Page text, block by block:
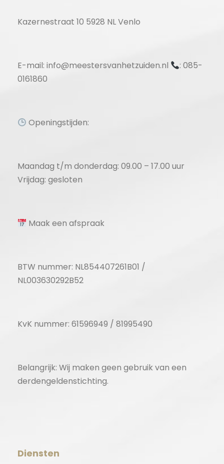
Kazernestraat 10 5928 NL Venlo
E-mail: info@meestersvanhetzuiden.nl
: 085-
0161860
Openingstijden:
Maandag t/m donderdag: 09.00 – 17.00 uur
Vrijdag: gesloten
Maak een afspraak
BTW nummer: NL854407261B01 /
NL003630292B52
KvK nummer: 61596949 / 81995490
Belangrijk: Wij maken geen gebruik van een
derdengeldenstichting.
Diensten